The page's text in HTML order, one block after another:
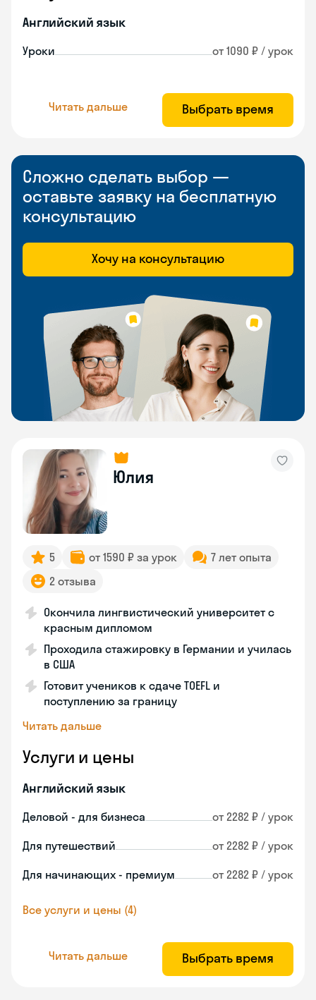
Английский язык
Уроки от 1090 ₽ / урок
Читать дальше Выбрать время
Сложно сделать выбор —
оставьте заявку на бесплатную
консультацию
Хочу на консультацию
Юлия
5 от 1590 ₽ за урок
7 лет опыта
2 отзыва
Окончила лингвистический университет с
красным дипломом
Проходила стажировку в Германии и училась
в США
Готовит учеников к сдаче TOEFL и
поступлению за границу
Читать дальше
Услуги и цены
Английский язык
Деловой - для бизнеса от 2282 ₽ / урок
Для путешествий от 2282 ₽ / урок
Для начинающих - премиум от 2282 ₽ / урок
Все услуги и цены (4)
Читать дальше Выбрать время